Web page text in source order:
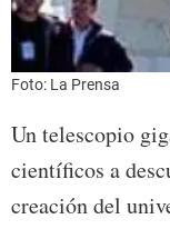
Foto: La Prensa
Un telescopio
científicos a
creación del